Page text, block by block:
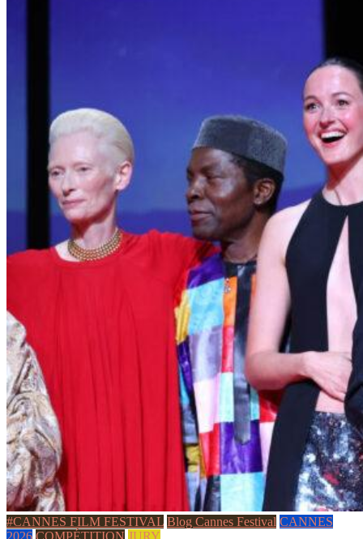
#CANNES FILM FESTIVAL Blog Cannes Festival CANNES